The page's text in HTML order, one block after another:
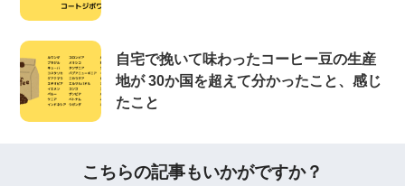
自宅で挽いて味わったコーヒー豆の生産
地が 30か国を超えて分かったこと、感じ
たこと
こちらの記事もいかがですか？